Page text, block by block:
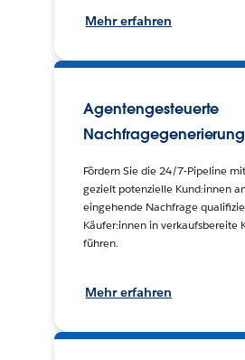
Mehr erfahren
Agentengesteuerte
Nachfragegenerierung
Fördern Sie die 24/7-Pipeline
gezielt potenzielle Kund:innen
eingehende Nachfrage
Käufer:innen in verkaufsbereite
führen.
Mehr erfahren